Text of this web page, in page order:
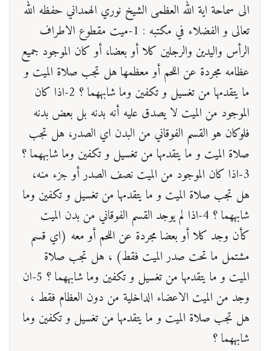
الى سماحة اية الله العظمى الشيخ نوري الهمداني حفظه الله
تعالى و الفضلاء في مكتبه : 1-ميت مقطوع الاطراف
الرأس واليدين والرجلين كلا أو بعضا، أو كان الموجود جميع
عظامه مجردة عن اللحم أو معظمها هل تجب صلاة الميت و
ما يتقدمها من تغسيل و تكفين وما شابههما ؟ 2-اذا كان
الموجود من الميت لا يصدق عليه أنه بدنه بل بعض بدنه
فلوكان هو القسم الفوقاني من البدن اي الصدر، هل تجب
صلاة الميت و ما يتقدمها من تغسيل و تكفين وما شابههما ؟
3-اذا كان الموجود من الميت نصف الصدر أو جزء منه،
هل تجب صلاة الميت و ما يتقدمها من تغسيل و تكفين وما
شابههما ؟ 4-اذا لم يوجد القسم الفوقاني من بدن الميت
كأن وجد كلا أو بعضا مجردة عن اللحم أو معه (اي قسم
مشتمل ما تحت صدر الميت فقط) ، هل تجب صلاة
الميت و ما يتقدمها من تغسيل و تكفين وما شابههما ؟ 5-ان
وجد من الميت الاعضاء الداخلية من دون العظام فقط ،
هل تجب صلاة الميت و ما يتقدمها من تغسيل و تكفين وما
شابههما ؟